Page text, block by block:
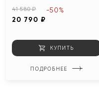
41 580 ₽
20 790 ₽
-50%
КУПИТЬ
ПОДРОБНЕЕ